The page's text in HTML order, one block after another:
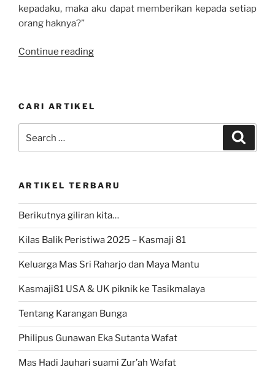
kepadaku, maka aku dapat memberikan kepada setiap
orang haknya?”
Continue reading“[Mungkin]
CARI ARTIKEL
for:
ARTIKEL TERBARU
Berikutnya giliran kita…
Kilas Balik Peristiwa 2025 – Kasmaji 81
Keluarga Mas Sri Raharjo dan Maya Mantu
Kasmaji81 USA & UK piknik ke Tasikmalaya
Tentang Karangan Bunga
Philipus Gunawan Eka Sutanta Wafat
Mas Hadi Jauhari suami Zur’ah Wafat